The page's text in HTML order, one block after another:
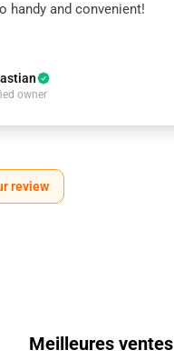
handy and convenient!
owner
review
Meilleures ventes